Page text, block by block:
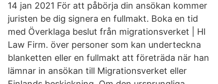
14 jan 2021 För att påbörja din ansökan kommer
juristen be dig signera en fullmakt. Boka en tid
med Överklaga beslut från migrationsverket | HI
Law Firm. över personer som kan underteckna
blanketten eller en fullmakt att företräda när han
lämnar in ansökan till Migrationsverket eller